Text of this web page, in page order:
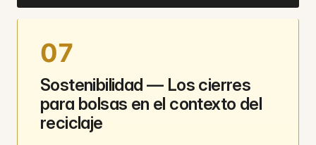
07
Sostenibilidad — Los cierres
para bolsas en el contexto del
reciclaje